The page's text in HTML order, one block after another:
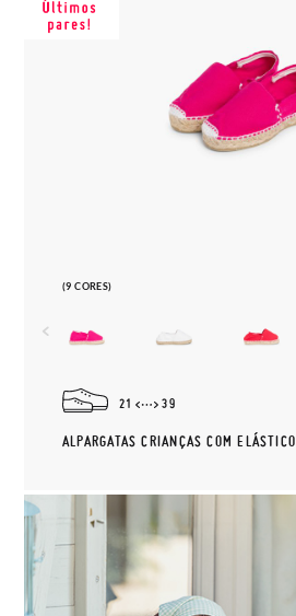
(9 CORES)
21 39
ALPARGATAS CRIANÇAS COM ELÁSTICO